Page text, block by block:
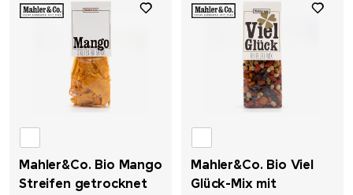
Mahler&Co. Bio Mango
Streifen getrocknet
Mahler&Co. Bio Viel
Glück-Mix mit